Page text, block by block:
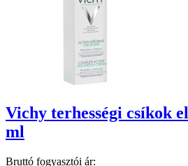
Vichy terhességi csíkok
ml
Bruttó fogyasztói ár: